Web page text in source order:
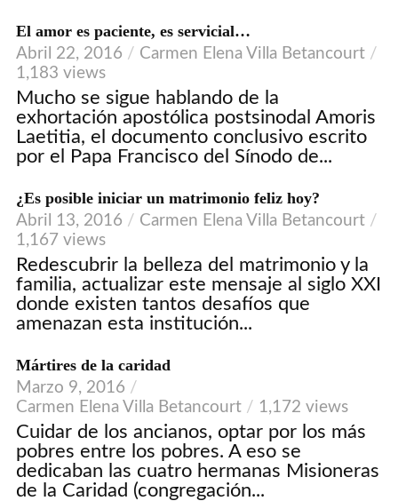
El amor es paciente, es servicial…
Abril 22, 2016
Carmen Elena Villa Betancourt
1,183 views
Mucho se sigue hablando de la
exhortación apostólica postsinodal Amoris
Laetitia, el documento conclusivo escrito
por el Papa Francisco del Sínodo de...
¿Es posible iniciar un matrimonio feliz hoy?
Abril 13, 2016
Carmen Elena Villa Betancourt
1,167 views
Redescubrir la belleza del matrimonio y la
familia, actualizar este mensaje al siglo XXI
donde existen tantos desafíos que
amenazan esta institución...
Mártires de la caridad
Marzo 9, 2016
Carmen Elena Villa Betancourt
1,172 views
Cuidar de los ancianos, optar por los más
pobres entre los pobres. A eso se
dedicaban las cuatro hermanas Misioneras
de la Caridad (congregación...